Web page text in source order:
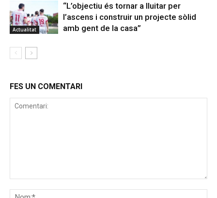
Actualitat
“L’objectiu és tornar a lluitar per
l’ascens i construir un projecte sòlid
amb gent de la casa”
FES UN COMENTARI